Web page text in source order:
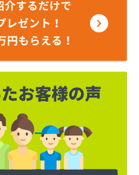
・ホームガス
ムガス 名古屋西営業所
旭営業所
リボンガス
ロパンガス
古屋店